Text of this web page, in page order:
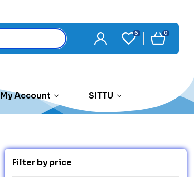
6 0
My Account SITTU
Filter by price